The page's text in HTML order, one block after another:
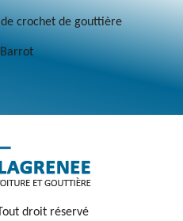
crochet de gouttière
droit réservé